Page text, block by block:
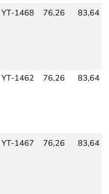
YT-1468 76,26 83,64
YT-1462 76,26 83,64
YT-1467 76,26 83,64